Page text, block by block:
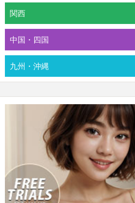
関西
中国・四国
九州・沖縄